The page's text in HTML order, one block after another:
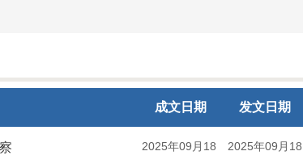
成文日期 发文日期
2025年09月18
2025年09月18